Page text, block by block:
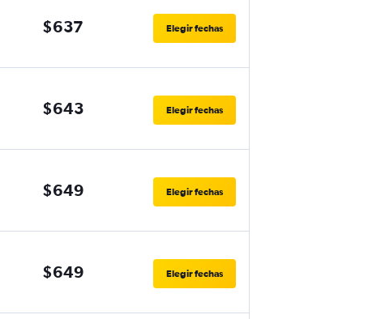
$637 Elegir fechas
$643 Elegir fechas
$649 Elegir fechas
$649 Elegir fechas